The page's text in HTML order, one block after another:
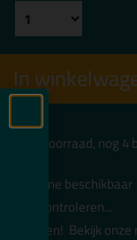
In
Beperkte voorraad, nog
Alleen online beschikbaar
Levertijd controleren...
Afgesproken! Bekijk